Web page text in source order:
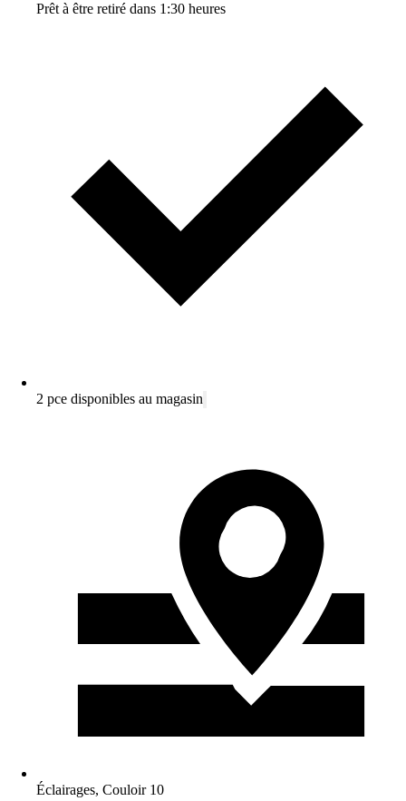
Prêt à être retiré dans 1:30 heures
2 pce disponibles au magasin
Éclairages, Couloir 10